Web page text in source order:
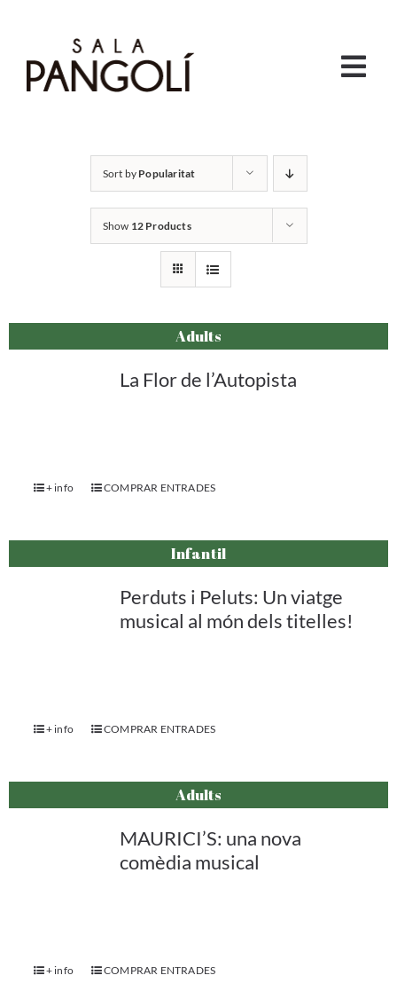
content
PROGRAMACIÓ
INFANTIL I FAMILIAR
VERMUTS I MONÒLEGS
LA PANGO
Sort by Popularitat
Show 12 Products
Adults
La Flor de l’Autopista
+ info COMPRAR ENTRADES
Infantil
Perduts i Peluts: Un viatge
musical al món dels titelles!
+ info COMPRAR ENTRADES
Adults
MAURICI’S: una nova
comèdia musical
+ info COMPRAR ENTRADES